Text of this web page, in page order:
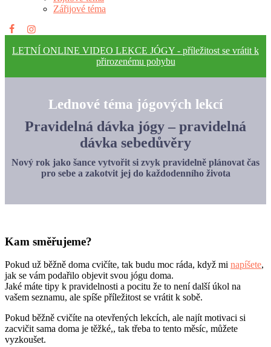
Zářijové téma
LETNÍ ONLINE VIDEO LEKCE JÓGY - příležitost se vrátit k
přirozenému pohybu
Lednové téma jógových lekcí
Pravidelná dávka jógy – pravidelná
dávka sebedůvěry
Nový rok jako šance vytvořit si zvyk pravidelně plánovat čas
pro sebe a zakotvit jej do každodenního života
Kam směřujeme?
Pokud už běžně doma cvičíte, tak budu moc ráda, když mi napíšete,
jak se vám podařilo objevit svou jógu doma.
Jaké máte tipy k pravidelnosti a pocitu že to není další úkol na
vašem seznamu, ale spíše příležitost se vrátit k sobě.
Pokud běžně cvičíte na otevřených lekcích, ale najít motivaci si
zacvičit sama doma je těžké,, tak třeba to tento měsíc, můžete
vyzkoušet.